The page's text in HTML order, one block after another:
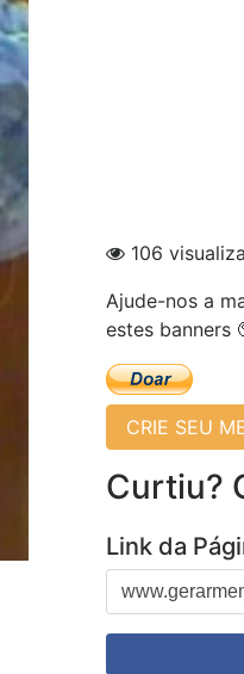
106
Ajude-nos a
estes banners
CRIE SEU
Curtiu?
Link da